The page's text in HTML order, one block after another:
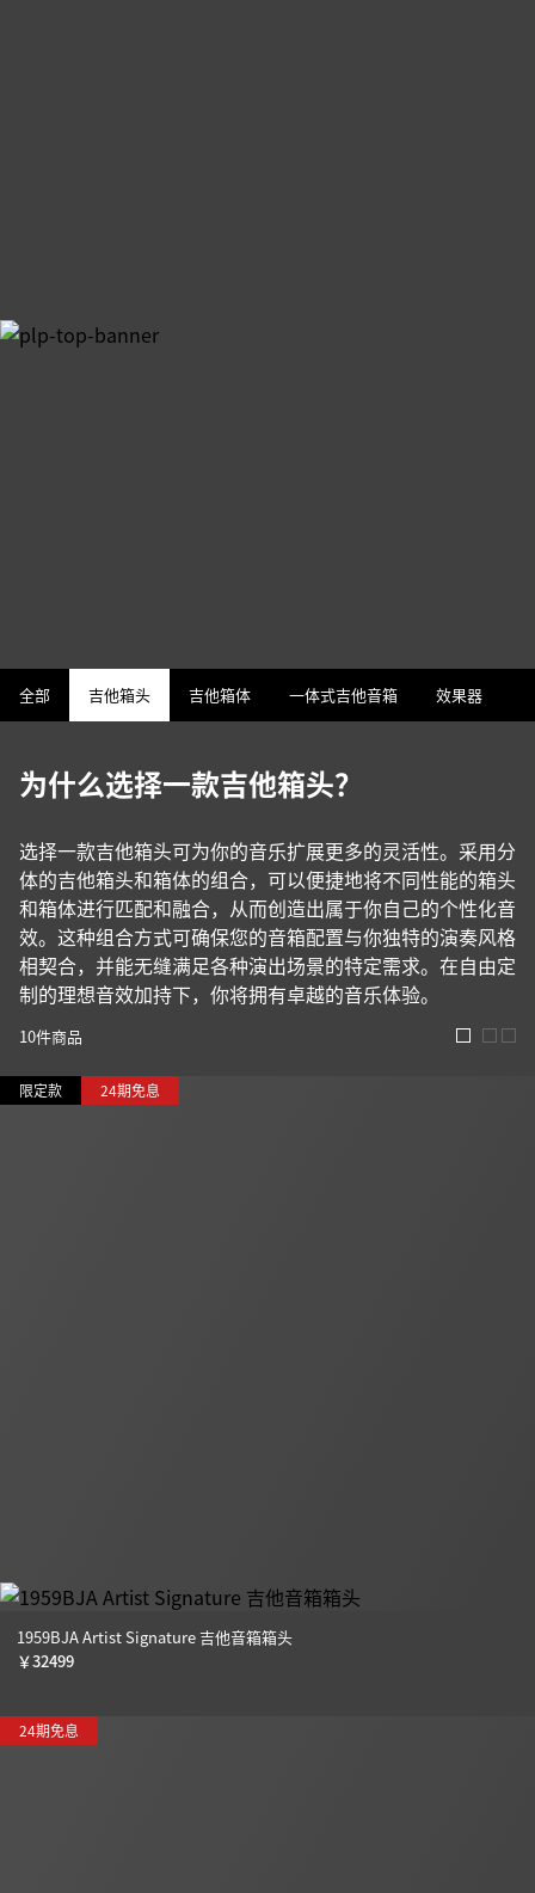
全部 吉他箱头 吉他箱体 一体式吉他音箱 效果器
为什么选择一款吉他箱头？
选择一款吉他箱头可为你的音乐扩展更多的灵活性。采用分
体的吉他箱头和箱体的组合，可以便捷地将不同性能的箱头
和箱体进行匹配和融合，从而创造出属于你自己的个性化音
效。这种组合方式可确保您的音箱配置与你独特的演奏风格
相契合，并能无缝满足各种演出场景的特定需求。在自由定
制的理想音效加持下，你将拥有卓越的音乐体验。
10件商品
限定款 24期免息
1959BJA Artist Signature 吉他音箱箱头
￥32499
24期免息